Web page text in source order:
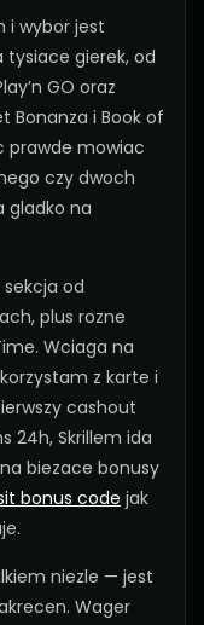
i wybor jest
gierek, od
GO oraz
Bonanza i Book of
prawde mowiac
czy dwoch
gladko na
od
plus rozne
Wciaga na
z karte i
cashout
24h, Skrillem ida
biezace bonusy
bonus code jak
niezle — jest
Wager